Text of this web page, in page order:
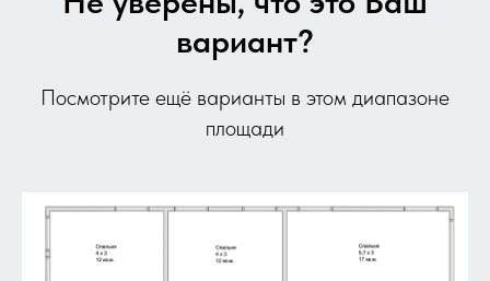
вариант?
Посмотрите ещё варианты в этом диапазоне
площади